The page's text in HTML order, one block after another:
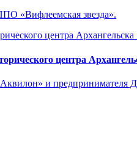
«Вифлеемская звезда».
центра
и предпринимателя